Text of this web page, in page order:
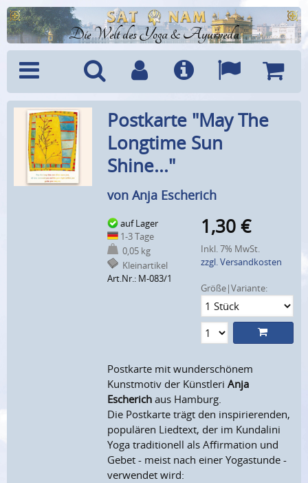
Die Welt des Yoga & Ayurveda
Menü SucheBenutzerkonto
Info Sprachen
Postkarte "May The
Longtime Sun
Shine..."
von Anja Escherich
auf Lager
1-3 Tage
0,05 kg
Kleinartikel
Art.Nr.: M-083/1
1,30 €
Inkl. 7% MwSt.
zzgl. Versandkosten
Größe|Variante:
Postkarte mit wunderschönem
Kunstmotiv der KünstleriAnja
Escherich aus Hamburg.
Die Postkarte trägt den inspirierenden,
populären Liedtext, der im Kundalini
Yoga traditionell als Affirmation und
Gebet - meist nach einer Yogastunde -
verwendet wird: